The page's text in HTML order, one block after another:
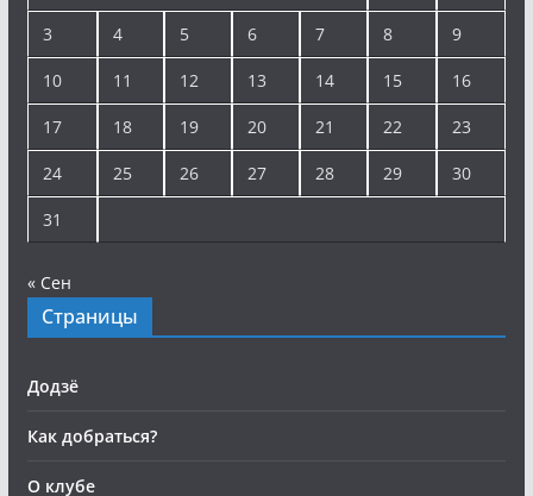
3 4 5 6 7 8 9
10 11 12 13 14 15 16
17 18 19 20 21 22 23
24 25 26 27 28 29 30
31
« Сен
Страницы
Додзё
Как добраться?
О клубе